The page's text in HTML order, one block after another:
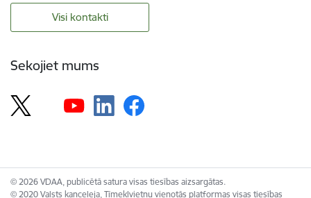
Visi kontakti
Sekojiet mums
© 2026 VDAA, publicētā satura visas tiesības aizsargātas.
© 2020 Valsts kanceleja, Tīmekļvietņu vienotās platformas visas tiesības